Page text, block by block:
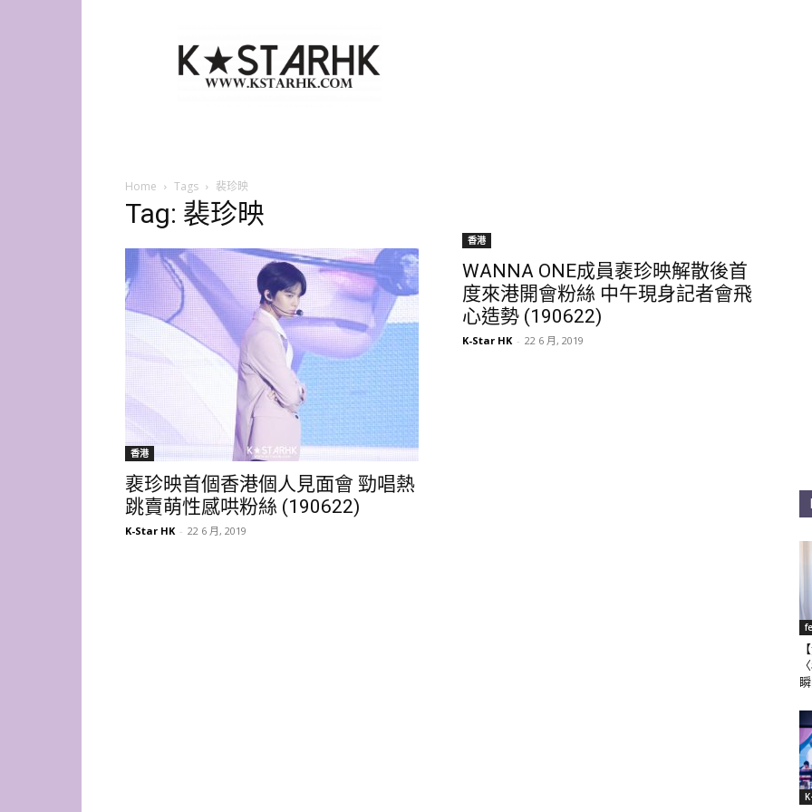
Star
HK
Home Tags 裴珍映
Tag: 裴珍映
香港
裵珍映首個香港個人見面會 勁唱熱
跳賣萌性感哄粉絲 (190622)
K-Star HK - 22 6 月, 2019
香港
WANNA ONE成員裵珍映解散後首
度來港開會粉絲 中午現身記者會飛
心造勢 (190622)
K-Star HK - 22 6 月, 2019